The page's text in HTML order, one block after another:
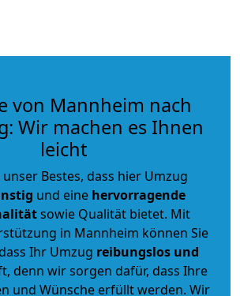
von Mannheim nach
Wir machen es Ihnen
leicht
Bestes, dass hier Umzug
und eine hervorragende
sowie Qualität bietet. Mit
in Mannheim können Sie
Ihr Umzug reibungslos und
denn wir sorgen dafür, dass Ihre
und Wünsche erfüllt werden. Wir